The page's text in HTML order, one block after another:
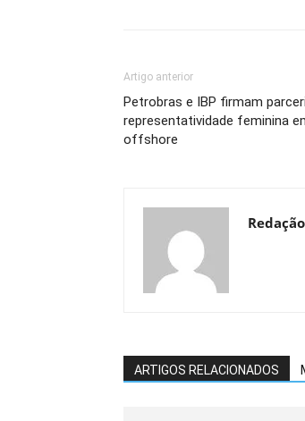
Artigo anterior
Petrobras e IBP firmam
representatividade feminina
offshore
Redação
ARTIGOS RELACIONADOS